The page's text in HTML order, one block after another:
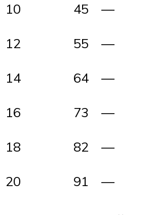
10 45 —
12 55 —
14 64 —
16 73 —
18 82 —
20 91 —